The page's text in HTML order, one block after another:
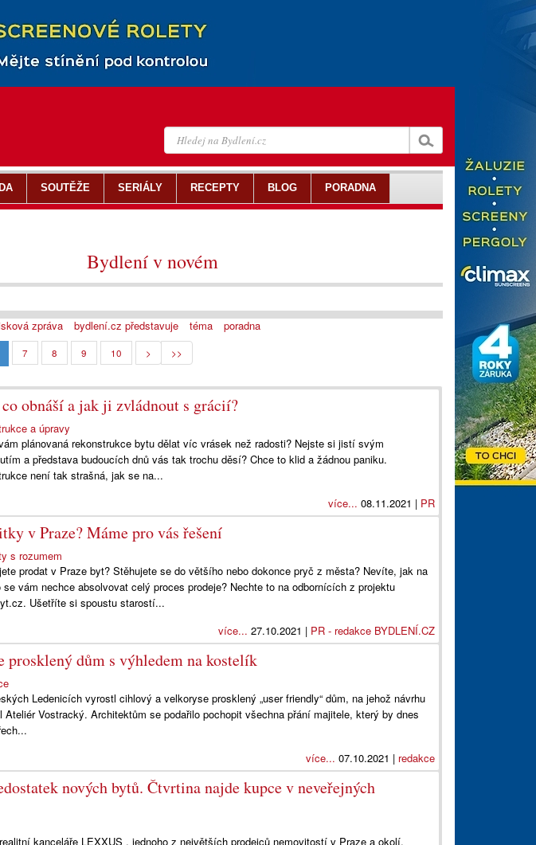
Bydlení v novém
zpráva bydlení.cz představuje téma poradna
7 8 9 10 > >>
obnáší a jak ji zvládnout s grácií?
a úpravy
plánovaná rekonstrukce bytu dělat víc vrásek než radosti? Nejste si jistí svým
a představa budoucích dnů vás tak trochu děsí? Chce to klid a žádnou paniku.
není tak strašná, jak se na...
více... 08.11.2021 | PR
v Praze? Máme pro vás řešení
s rozumem
prodat v Praze byt? Stěhujete se do většího nebo dokonce pryč z města? Nevíte, jak na
se vám nechce absolvovat celý proces prodeje? Nechte to na odbornících z projektu
Ušetříte si spoustu starostí...
více... 27.10.2021 | PR - redakce BYDLENÍ.CZ
prosklený dům s výhledem na kostelík
Ledenicích vyrostl cihlový a velkoryse prosklený „user friendly“ dům, na jehož návrhu
Ateliér Vostracký. Architektům se podařilo pochopit všechna přání majitele, který by dnes
více... 07.10.2021 | redakce
nových bytů. Čtvrtina najde kupce v neveřejných
kanceláře LEXXUS , jednoho z největších prodejců nemovitostí v Praze a okolí,
SOUTĚŽE SERIÁLY RECEPTY BLOG PORADNA